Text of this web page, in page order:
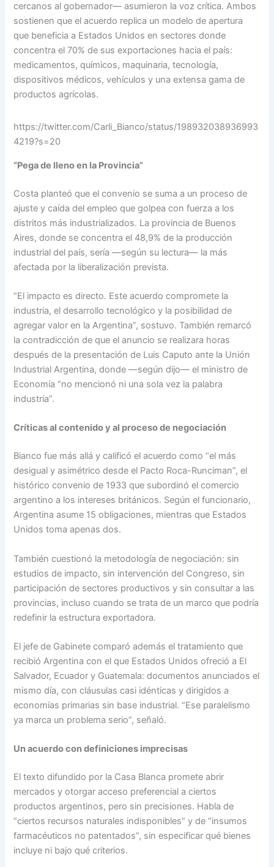
cercanos al gobernador— asumieron la voz crítica. Ambos
sostienen que el acuerdo replica un modelo de apertura
que beneficia a Estados Unidos en sectores donde
concentra el 70% de sus exportaciones hacia el país:
medicamentos, químicos, maquinaria, tecnología,
dispositivos médicos, vehículos y una extensa gama de
productos agrícolas.
https://twitter.com/Carli_Bianco/status/198932038936993
4219?s=20
“Pega de lleno en la Provincia”
Costa planteó que el convenio se suma a un proceso de
ajuste y caída del empleo que golpea con fuerza a los
distritos más industrializados. La provincia de Buenos
Aires, donde se concentra el 48,9% de la producción
industrial del país, sería —según su lectura— la más
afectada por la liberalización prevista.
“El impacto es directo. Este acuerdo compromete la
industria, el desarrollo tecnológico y la posibilidad de
agregar valor en la Argentina”, sostuvo. También remarcó
la contradicción de que el anuncio se realizara horas
después de la presentación de Luis Caputo ante la Unión
Industrial Argentina, donde —según dijo— el ministro de
Economía “no mencionó ni una sola vez la palabra
industria”.
Críticas al contenido y al proceso de negociación
Bianco fue más allá y calificó el acuerdo como “el más
desigual y asimétrico desde el Pacto Roca-Runciman”, el
histórico convenio de 1933 que subordinó el comercio
argentino a los intereses británicos. Según el funcionario,
Argentina asume 15 obligaciones, mientras que Estados
Unidos toma apenas dos.
También cuestionó la metodología de negociación: sin
estudios de impacto, sin intervención del Congreso, sin
participación de sectores productivos y sin consultar a las
provincias, incluso cuando se trata de un marco que podría
redefinir la estructura exportadora.
El jefe de Gabinete comparó además el tratamiento que
recibió Argentina con el que Estados Unidos ofreció a El
Salvador, Ecuador y Guatemala: documentos anunciados el
mismo día, con cláusulas casi idénticas y dirigidos a
economías primarias sin base industrial. “Ese paralelismo
ya marca un problema serio”, señaló.
Un acuerdo con definiciones imprecisas
El texto difundido por la Casa Blanca promete abrir
mercados y otorgar acceso preferencial a ciertos
productos argentinos, pero sin precisiones. Habla de
“ciertos recursos naturales indisponibles” y de “insumos
farmacéuticos no patentados”, sin especificar qué bienes
incluye ni bajo qué criterios.